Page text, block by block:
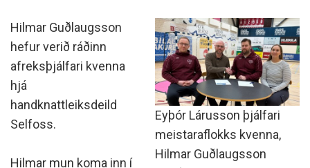
Eyþór Lárusson þjálfari
meistaraflokks kvenna,
Hilmar Guðlaugsson
Hilmar Guðlaugsson
hefur verið ráðinn
afreksþjálfari kvenna
hjá
handknattleiksdeild
Selfoss.
Hilmar mun koma inn í